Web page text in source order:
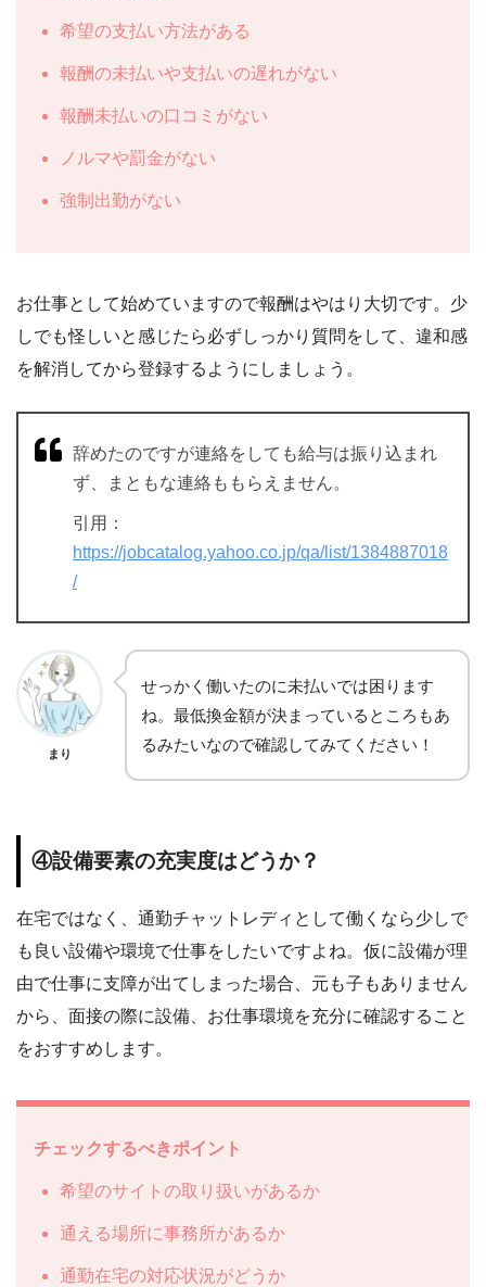
希望の支払い方法がある
報酬の未払いや支払いの遅れがない
報酬未払いの口コミがない
ノルマや罰金がない
強制出勤がない
お仕事として始めていますので報酬はやはり大切です。少
しでも怪しいと感じたら必ずしっかり質問をして、違和感
を解消してから登録するようにしましょう。
辞めたのですが連絡をしても給与は振り込まれ
ず、まともな連絡ももらえません。
引用：
https://jobcatalog.yahoo.co.jp/qa/list/1384887018
/
まり
せっかく働いたのに未払いでは困ります
ね。最低換金額が決まっているところもあ
るみたいなので確認してみてください！
④設備要素の充実度はどうか？
在宅ではなく、通勤チャットレディとして働くなら少しで
も良い設備や環境で仕事をしたいですよね。仮に設備が理
由で仕事に支障が出てしまった場合、元も子もありません
から、面接の際に設備、お仕事環境を充分に確認すること
をおすすめします。
チェックするべきポイント
希望のサイトの取り扱いがあるか
通える場所に事務所があるか
通勤在宅の対応状況がどうか